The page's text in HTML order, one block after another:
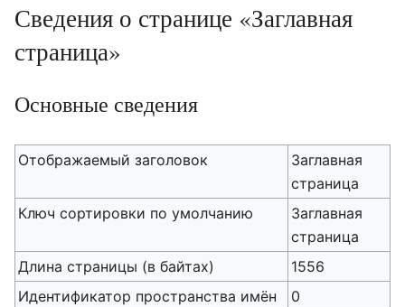
Сведения о странице «Заглавная
страница»
Основные сведения
Отображаемый заголовок
Заглавная
страница
Ключ сортировки по умолчанию
Заглавная
страница
Длина страницы (в байтах)
1556
Идентификатор пространства имён
0